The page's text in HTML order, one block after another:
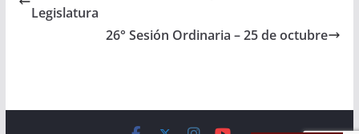
Legislatura
26° Sesión Ordinaria – 25 de octubre